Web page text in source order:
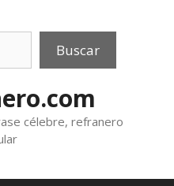
Buscar
célebre, refranero